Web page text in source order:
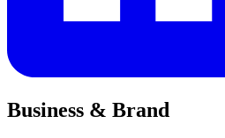
Business & Brand